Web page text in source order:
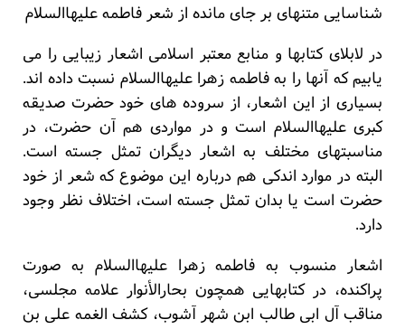
شناسایی متنهای بر جای مانده از شعر فاطمه علیهاالسلام
در لابلای کتابها و منابع معتبر اسلامی اشعار زیبایی را می
یابیم که آنها را به فاطمه زهرا علیهاالسلام نسبت داده اند.
بسیاری از این اشعار، از سروده های خود حضرت صدیقه
کبری علیهاالسلام است و در مواردی هم آن حضرت، در
مناسبتهای مختلف به اشعار دیگران تمثل جسته است.
البته در موارد اندکی هم درباره این موضوع که شعر از خود
حضرت است یا بدان تمثل جسته است، اختلاف نظر وجود
دارد.
اشعار منسوب به فاطمه زهرا علیهاالسلام به صورت
پراکنده، در کتابهایی همچون بحارالأنوار علامه مجلسی،
مناقب آل ابی طالب ابن شهر آشوب، کشف الغمه علی بن